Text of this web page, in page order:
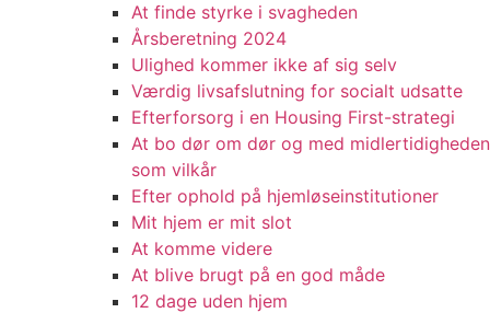
At finde styrke i svagheden
Årsberetning 2024
Ulighed kommer ikke af sig selv
Værdig livsafslutning for socialt udsatte
Efterforsorg i en Housing First-strategi
At bo dør om dør og med midlertidigheden
som vilkår
Efter ophold på hjemløseinstitutioner
Mit hjem er mit slot
At komme videre
At blive brugt på en god måde
12 dage uden hjem